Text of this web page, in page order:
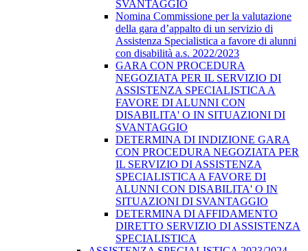
SVANTAGGIO
Nomina Commissione per la valutazione
della gara d’appalto di un servizio di
Assistenza Specialistica a favore di alunni
con disabilità a.s. 2022/2023
GARA CON PROCEDURA
NEGOZIATA PER IL SERVIZIO DI
ASSISTENZA SPECIALISTICA A
FAVORE DI ALUNNI CON
DISABILITA' O IN SITUAZIONI DI
SVANTAGGIO
DETERMINA DI INDIZIONE GARA
CON PROCEDURA NEGOZIATA PER
IL SERVIZIO DI ASSISTENZA
SPECIALISTICA A FAVORE DI
ALUNNI CON DISABILITA' O IN
SITUAZIONI DI SVANTAGGIO
DETERMINA DI AFFIDAMENTO
DIRETTO SERVIZIO DI ASSISTENZA
SPECIALISTICA